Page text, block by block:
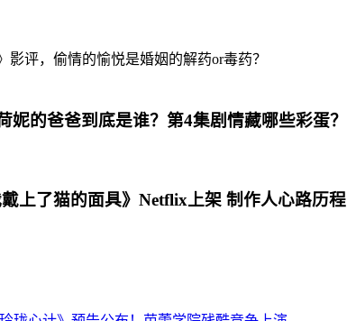
的爸爸到底是谁？第4集剧情藏哪些彩蛋？
上了猫的面具》Netflix上架 制作人心路历程